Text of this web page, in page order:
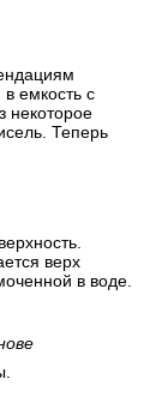
емкость с
некоторое
Теперь
верх
в воде.